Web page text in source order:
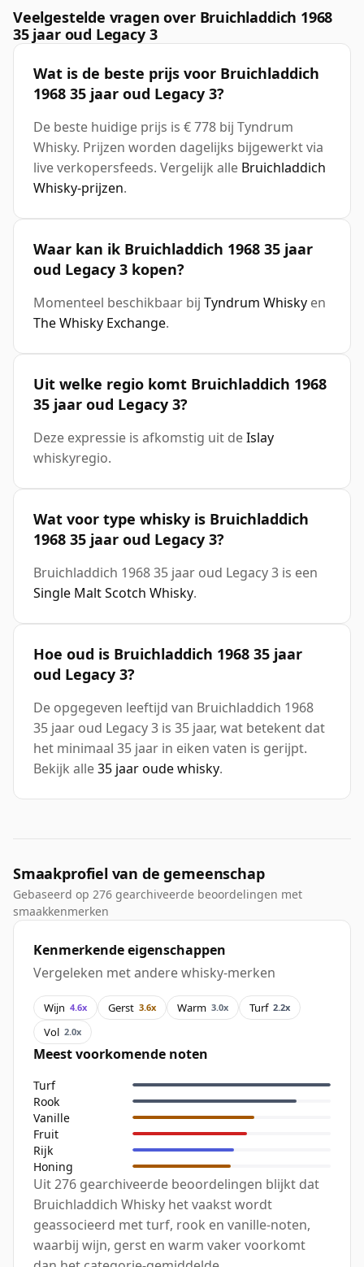
Veelgestelde vragen over Bruichladdich 1968
35 jaar oud Legacy 3
Wat is de beste prijs voor Bruichladdich
1968 35 jaar oud Legacy 3?
De beste huidige prijs is € 778 bij Tyndrum
Whisky. Prijzen worden dagelijks bijgewerkt via
live verkopersfeeds. Vergelijk alle Bruichladdich
Whisky-prijzen.
Waar kan ik Bruichladdich 1968 35 jaar
oud Legacy 3 kopen?
Momenteel beschikbaar bij Tyndrum Whisky en
The Whisky Exchange.
Uit welke regio komt Bruichladdich 1968
35 jaar oud Legacy 3?
Deze expressie is afkomstig uit deIslay
whiskyregio.
Wat voor type whisky is Bruichladdich
1968 35 jaar oud Legacy 3?
Bruichladdich 1968 35 jaar oud Legacy 3 is een
Single Malt Scotch Whisky.
Hoe oud is Bruichladdich 1968 35 jaar
oud Legacy 3?
De opgegeven leeftijd van Bruichladdich 1968
35 jaar oud Legacy 3 is 35 jaar, wat betekent dat
het minimaal 35 jaar in eiken vaten is gerijpt.
Bekijk alle35 jaar oude whisky.
Smaakprofiel van de gemeenschap
Gebaseerd op 276 gearchiveerde beoordelingen met
smaakkenmerken
Kenmerkende eigenschappen
Vergeleken met andere whisky-merken
Wijn 4.6x Gerst 3.6x Warm 3.0x Turf 2.2x
Vol 2.0x
Meest voorkomende noten
Turf
Rook
Vanille
Fruit
Rijk
Honing
Uit 276 gearchiveerde beoordelingen blijkt dat
Bruichladdich Whisky het vaakst wordt
geassocieerd met turf, rook en vanille-noten,
waarbij wijn, gerst en warm vaker voorkomt